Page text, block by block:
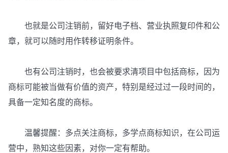
也就是公司注销前，留好电子档、营业执照复印件和公
章，就可以随时用作转移证明条件。
也有公司注销时，也会被要求清项目中包括商标，因为
商标可能被当做有价值的资产，特别是经过过一段时间的，
具备一定知名度的商标。
温馨提醒：多点关注商标，多学点商标知识，在公司运
营中，熟知这些因素，对你一定有帮助。